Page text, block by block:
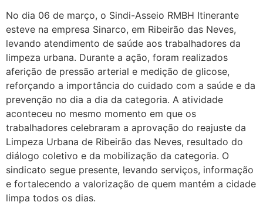
No dia 06 de março, o Sindi-Asseio RMBH Itinerante
esteve na empresa Sinarco, em Ribeirão das Neves,
levando atendimento de saúde aos trabalhadores da
limpeza urbana. Durante a ação, foram realizados
aferição de pressão arterial e medição de glicose,
reforçando a importância do cuidado com a saúde e da
prevenção no dia a dia da categoria. A atividade
aconteceu no mesmo momento em que os
trabalhadores celebraram a aprovação do reajuste da
Limpeza Urbana de Ribeirão das Neves, resultado do
diálogo coletivo e da mobilização da categoria. O
sindicato segue presente, levando serviços, informação
e fortalecendo a valorização de quem mantém a cidade
limpa todos os dias.